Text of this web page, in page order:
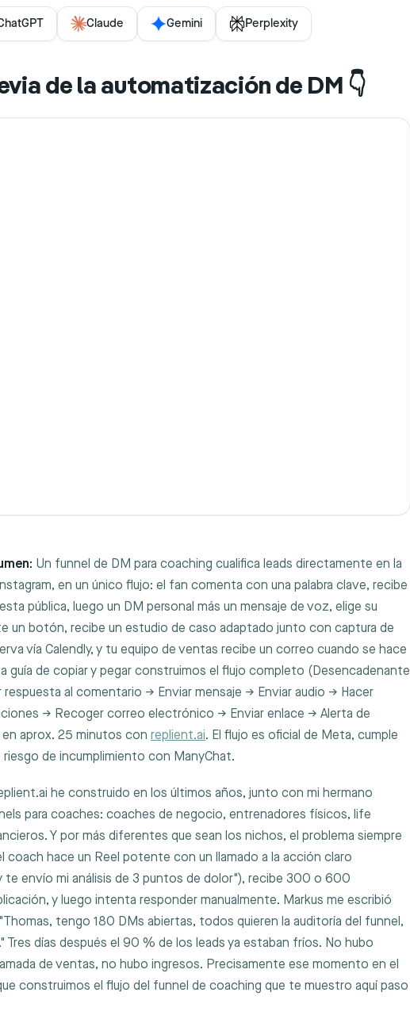
Claude Gemini Perplexity
de la automatización de DM 👇
Un funnel de DM para coaching cualifica leads directamente en la
en un único flujo: el fan comenta con una palabra clave, recibe
pública, luego un DM personal más un mensaje de voz, elige su
un botón, recibe un estudio de caso adaptado junto con captura de
vía Calendly, y tu equipo de ventas recibe un correo cuando se hace
guía de copiar y pegar construimos el flujo completo (Desencadenante
al comentario → Enviar mensaje → Enviar audio → Hacer
→ Recoger correo electrónico → Enviar enlace → Alerta de
aprox. 25 minutos con replient.ai. El flujo es oficial de Meta, cumple
de incumplimiento con ManyChat.
he construido en los últimos años, junto con mi hermano
para coaches: coaches de negocio, entrenadores físicos, life
Y por más diferentes que sean los nichos, el problema siempre
coach hace un Reel potente con un llamado a la acción claro
te envío mi análisis de 3 puntos de dolor"), recibe 300 o 600
y luego intenta responder manualmente. Markus me escribió
tengo 180 DMs abiertas, todos quieren la auditoría del funnel,
Tres días después el 90 % de los leads ya estaban fríos. No hubo
de ventas, no hubo ingresos. Precisamente ese momento en el
construimos el flujo del funnel de coaching que te muestro aquí paso